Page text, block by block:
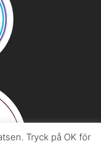
Tryck på OK för